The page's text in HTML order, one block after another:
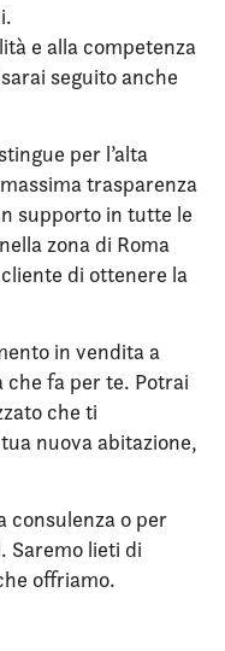
e alla competenza
seguito anche
per l’alta
trasparenza
supporto in tutte le
zona di Roma
di ottenere la
in vendita a
che fa per te. Potrai
che ti
nuova abitazione,
consulenza o per
Saremo lieti di
offriamo.